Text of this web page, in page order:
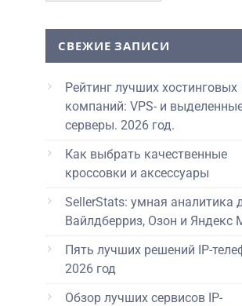
СВЕЖИЕ ЗАПИСИ
Рейтинг лучших хостинговых
компаний: VPS- и
серверы. 2026 год.
Как выбрать качественные
кроссовки и аксессуары
SellerStats: умная аналитика
Вайлдберриз, Озон и Яндекс
Пять лучших решений IP-
2026 год
Обзор лучших сервисов IP-